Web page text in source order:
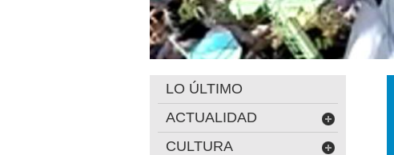
LO ÚLTIMO
ACTUALIDAD
CULTURA